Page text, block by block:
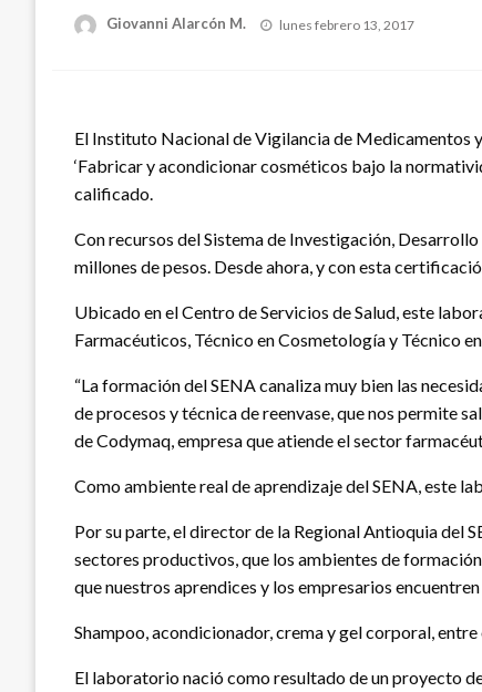
Giovanni Alarcón M.
Publicado
lunes febrero 13, 2017
El Instituto Nacional de Vigilancia de
‘Fabricar y acondicionar cosméticos bajo la
calificado.
Con recursos del Sistema de Investigación,
millones de pesos. Desde ahora, y con esta
Ubicado en el Centro de Servicios de Salud, este
Farmacéuticos, Técnico en Cosmetología y Técnico
“La formación del SENA canaliza muy bien las
de procesos y técnica de reenvase, que nos permite
de Codymaq, empresa que atiende el sector
Como ambiente real de aprendizaje del SENA, este
Por su parte, el director de la Regional Antioquia del
sectores productivos, que los ambientes de
que nuestros aprendices y los empresarios
Shampoo, acondicionador, crema y gel corporal,
El laboratorio nació como resultado de un proyecto